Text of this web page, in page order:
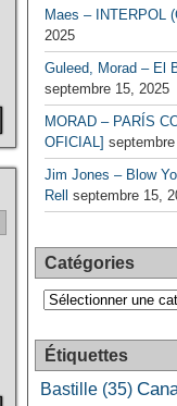
Maes – INTERPOL
2025
Guleed, Morad – El
septembre 15, 2025
MORAD – PARÍS
OFICIAL]
Jim Jones – Blow
Rell
septembre 15,
Catégories
Catégories
Étiquettes
Bastille (35)